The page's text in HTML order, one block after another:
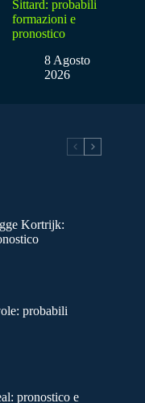
Sittard: probabili
formazioni e
pronostico
8 Agosto
2026
Kortrijk:
probabili
pronostico e